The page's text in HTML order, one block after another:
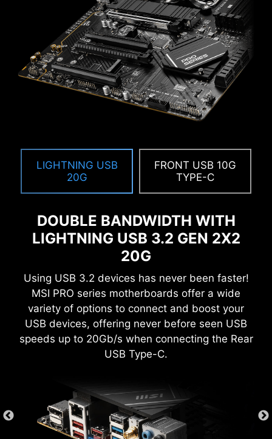
LIGHTNING USB
20G
FRONT USB 10G
TYPE-C
DOUBLE BANDWIDTH WITH
LIGHTNING USB 3.2 GEN 2X2
20G
Using USB 3.2 devices has never been faster!
MSI PRO series motherboards offer a wide
variety of options to connect and boost your
USB devices, offering never before seen USB
speeds up to 20Gb/s when connecting the Rear
USB Type-C.
CLICK BIOS 5
navrženého pro snadné používání. Vylaďte
základní desku pro herní výkon, efektivitu nebo
světové rekordy v přetaktování!
EZ-MODE ADVANCED MODE